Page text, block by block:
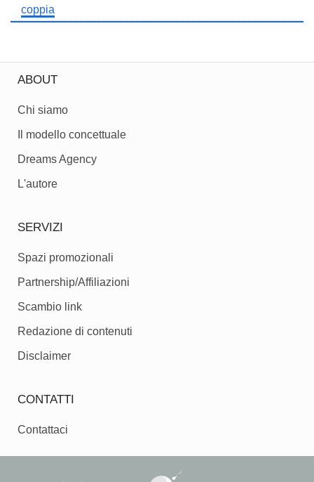
coppia
ABOUT
Chi siamo
Il modello concettuale
Dreams Agency
L'autore
SERVIZI
Spazi promozionali
Partnership/Affiliazioni
Scambio link
Redazione di contenuti
Disclaimer
CONTATTI
Contattaci